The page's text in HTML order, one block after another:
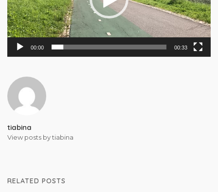
00:00 00:33
tiabina
View posts by tiabina
RELATED POSTS